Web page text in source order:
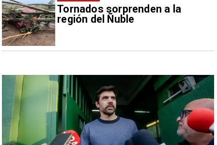
Tornados sorprenden a la
región del Ñuble